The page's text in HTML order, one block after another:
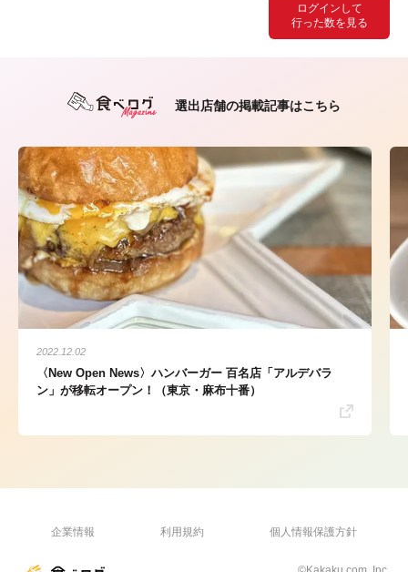
ログインして
行った数を見る
選出店舗の掲載記事はこちら
2022.12.02
〈New Open News〉ハンバーガー 百名店「アルデバラ
ン」が移転オープン！（東京・麻布十番）
企業情報 利用規約 個人情報保護方針